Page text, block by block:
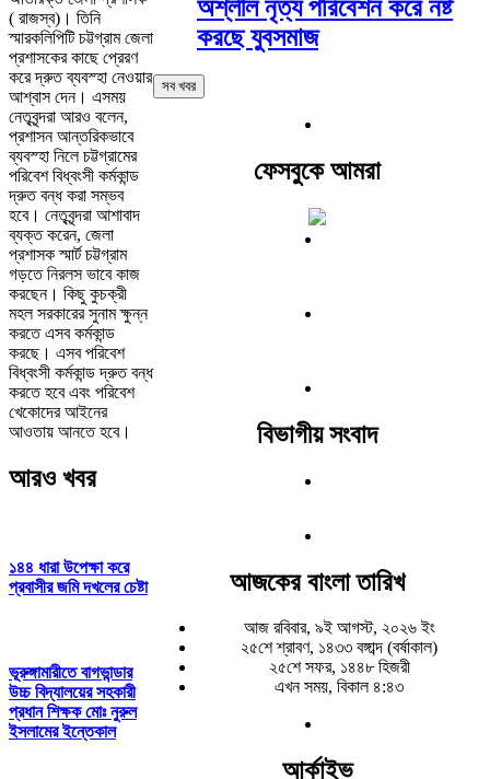
( রাজস্ব)। তিনি
স্মারকলিপিটি চট্টগ্রাম জেলা
প্রশাসকের কাছে প্রেরণ
করে দ্রুত ব্যবস্হা নেওয়ার
আশ্বাস দেন। এসময়
নেতৃবৃন্দরা আরও বলেন,
প্রশাসন আন্তরিকভাবে
ব্যবস্হা নিলে চট্টগ্রামের
পরিবেশ বিধ্বংসী কর্মকান্ড
দ্রুত বন্ধ করা সম্ভব
হবে। নেতৃবৃন্দরা আশাবাদ
ব্যক্ত করেন, জেলা
প্রশাসক স্মার্ট চট্টগ্রাম
গড়তে নিরলস ভাবে কাজ
করছেন। কিছু কুচক্রী
মহল সরকারের সুনাম ক্ষুন্ন
করতে এসব কর্মকান্ড
করছে। এসব পরিবেশ
বিধ্বংসী কর্মকান্ড দ্রুত বন্ধ
করতে হবে এবং পরিবেশ
খেকোদের আইনের
আওতায় আনতে হবে।
আরও খবর
১৪৪ ধারা উপেক্ষা করে
প্রবাসীর জমি দখলের চেষ্টা
ভূরুঙ্গামারীতে বাগভান্ডার
উচ্চ বিদ্যালয়ের সহকারী
প্রধান শিক্ষক মোঃ নুরুল
ইসলামের ইন্তেকাল
অশ্লীল নৃত্য পরিবেশন করে নষ্ট
করছে যুবসমাজ
সব খবর
ফেসবুকে আমরা
বিভাগীয় সংবাদ
আজকের বাংলা তারিখ
আজ রবিবার, ৯ই আগস্ট, ২০২৬ ইং
২৫শে শ্রাবণ, ১৪৩৩ বঙ্গাব্দ (বর্ষাকাল)
২৫শে সফর, ১৪৪৮ হিজরী
এখন সময়, বিকাল ৪:৪৩
আর্কাইভ